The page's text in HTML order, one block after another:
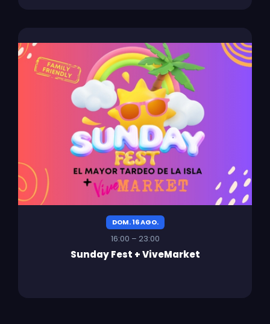
DOM. 16 AGO.
16:00 – 23:00
Sunday Fest + ViveMarket